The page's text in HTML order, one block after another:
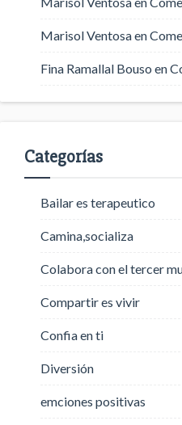
Marisol Ventosaen
Fina Ramallal Bouso en
Categorías
Bailar es terapeutico
Camina,socializa
Colabora con el tercer
Compartir es vivir
Confia en ti
Diversión
emciones positivas